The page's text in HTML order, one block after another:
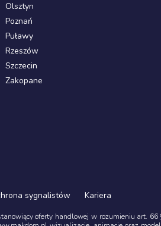
Olsztyn
Poznań
Puławy
Rzeszów
Szczecin
Zakopane
sygnalistów Kariera
oferty handlowej w rozumieniu art.